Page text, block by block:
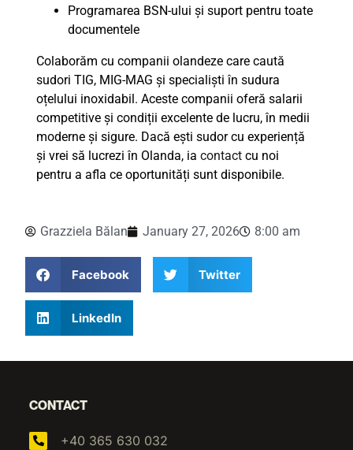
Programarea BSN-ului și suport pentru toate
documentele
Colaborăm cu companii olandeze care caută
sudori TIG, MIG-MAG și specialiști în sudura
oțelului inoxidabil. Aceste companii oferă salarii
competitive și condiții excelente de lucru, în medii
moderne și sigure. Dacă ești sudor cu experiență
și vrei să lucrezi în Olanda, ia contact cu noi
pentru a afla ce oportunități sunt disponibile.
Grazziela Bălan January 27, 2026 8:00 am
Facebook Twitter
LinkedIn
CONTACT
+40 365 630 032